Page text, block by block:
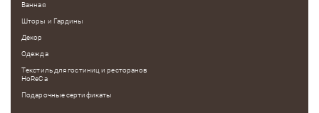
Ванная
Шторы и Гардины
Декор
Одежда
Текстиль для гостиниц и ресторанов
HoReCa
Подарочные сертификаты